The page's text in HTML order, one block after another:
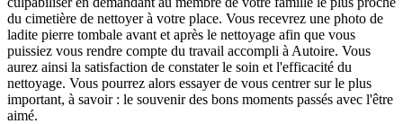
du cimetière de nettoyer à votre place. Vous recevrez une photo de
ladite pierre tombale avant et après le nettoyage afin que vous
puissiez vous rendre compte du travail accompli à Autoire. Vous
aurez ainsi la satisfaction de constater le soin et l'efficacité du
nettoyage. Vous pourrez alors essayer de vous centrer sur le plus
important, à savoir : le souvenir des bons moments passés avec l'être
aimé.